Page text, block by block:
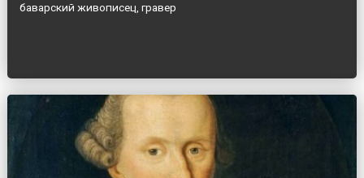
баварский живописец, гравер